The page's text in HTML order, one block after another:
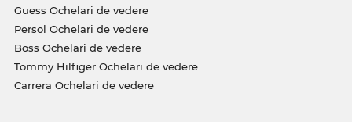
Guess Ochelari de vedere
Persol Ochelari de vedere
Boss Ochelari de vedere
Tommy Hilfiger Ochelari de vedere
Carrera Ochelari de vedere